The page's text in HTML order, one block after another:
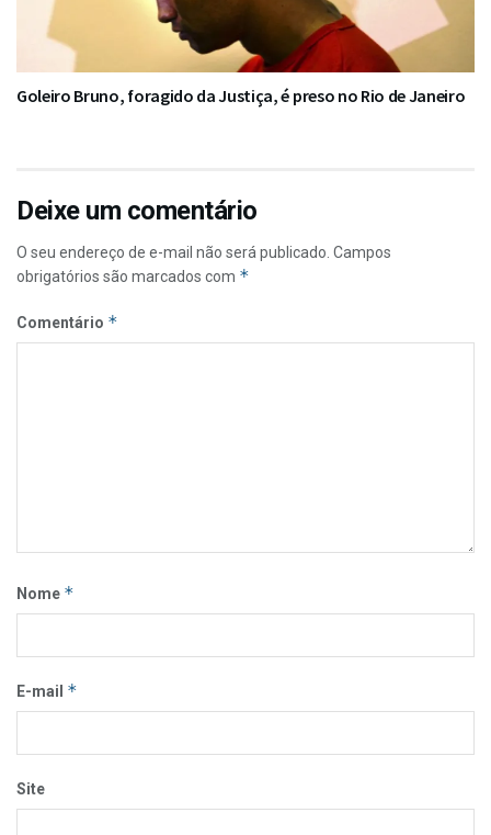
Goleiro Bruno, foragido da Justiça, é preso no Rio de Janeiro
Deixe um comentário
O seu endereço de e-mail não será publicado. Campos
obrigatórios são marcados com *
Comentário *
Nome *
E-mail *
Site